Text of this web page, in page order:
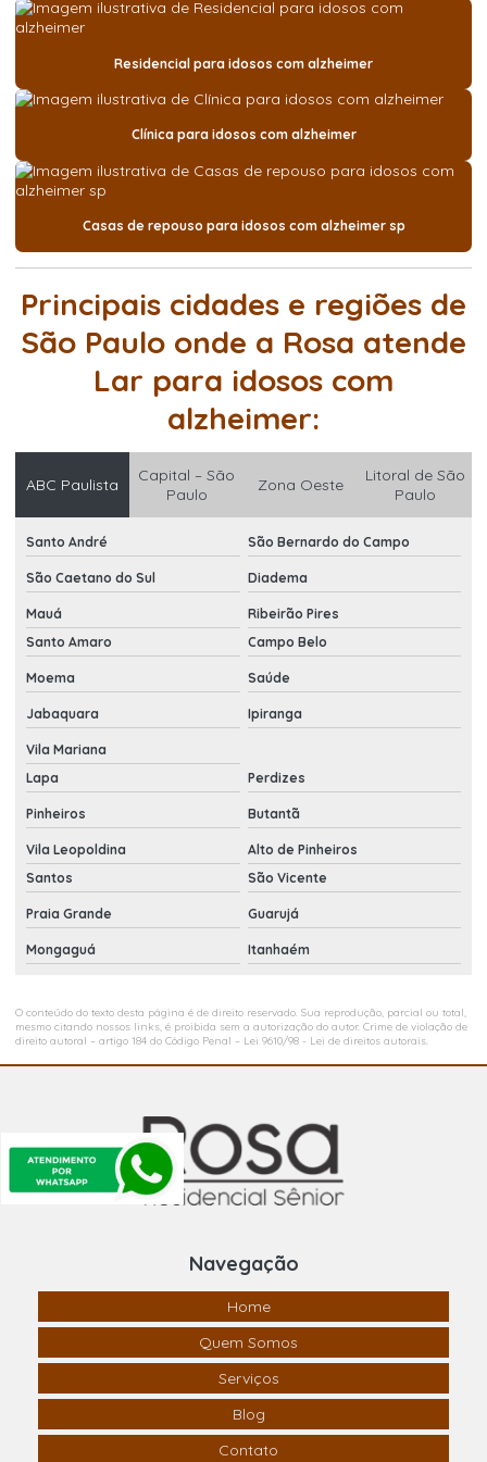
Residencial para idosos com alzheimer
Clínica para idosos com alzheimer
Casas de repouso para idosos com alzheimer sp
Principais cidades e regiões de
São Paulo onde a Rosa atende
Lar para idosos com
alzheimer:
ABC Paulista
Capital – São
Paulo
Zona Oeste
Litoral de São
Paulo
Santo André São Bernardo do Campo
São Caetano do Sul Diadema
Mauá
Ribeirão Pires
Santo Amaro
Campo Belo
Moema Saúde
Jabaquara Ipiranga
Vila Mariana
Lapa
Perdizes
Pinheiros Butantã
Vila Leopoldina
Alto de Pinheiros
Santos
São Vicente
Praia Grande Guarujá
Mongaguá Itanhaém
O conteúdo do texto desta página é de direito reservado. Sua reprodução, parcial ou total,
mesmo citando nossos links, é proibida sem a autorização do autor. Crime de violação de
direito autoral – artigo 184 do Código Penal – Lei 9610/98 - Lei de direitos autorais
Navegação
Home
Quem Somos
Serviços
Blog
Contato